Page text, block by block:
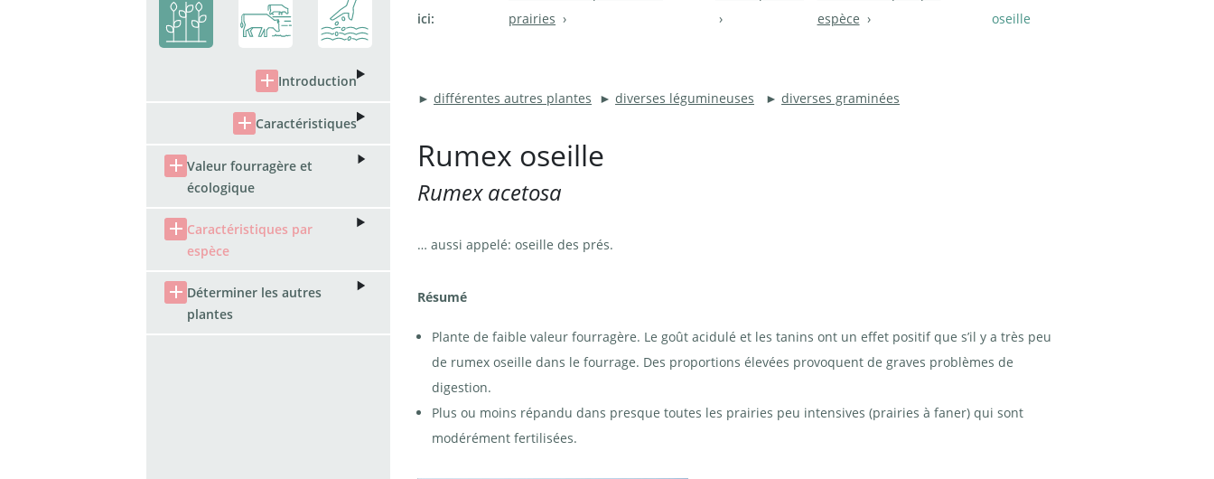
ici:
prairies
espèce
oseille
► différentes autres plantes ► diverses légumineuses ► diverses graminées
Rumex oseille
Rumex acetosa
… aussi appelé: oseille des prés.
Résumé
Plante de faible valeur fourragère. Le goût acidulé et les tanins ont un effet positif que s’il y a très peu
de rumex oseille dans le fourrage. Des proportions élevées provoquent de graves problèmes de
digestion.
Plus ou moins répandu dans presque toutes les prairies peu intensives (prairies à faner) qui sont
modérément fertilisées.